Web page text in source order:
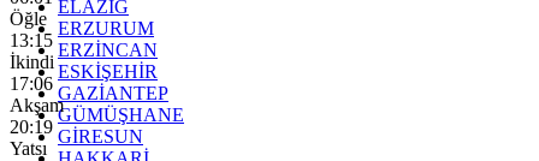
ELAZIĞ
ERZURUM
ERZİNCAN
ESKİŞEHİR
GAZİANTEP
GÜMÜŞHANE
GİRESUN
Öğle
13:15
İkindi
17:06
Akşam
20:19
Yatsı